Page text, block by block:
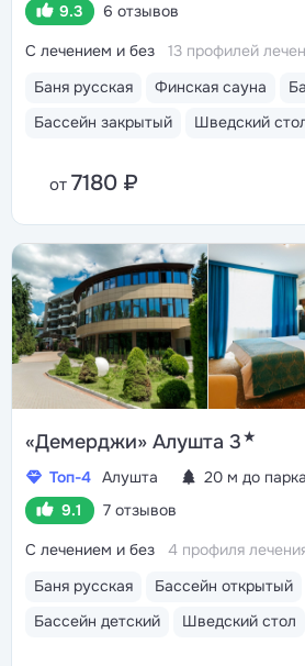
9.3
6 отзывов
Баня русская Финская сауна
Бассейн закрытый
Шведский
С лечением и без 13 профилей
от 7180 ₽
«Демерджи» Алушта 3★
Топ-4 Алушта
20 м до парка
9.1
7 отзывов
Баня русская
Бассейн открытый
Бассейн детский
Шведский стол
С лечением и без 4 профиля